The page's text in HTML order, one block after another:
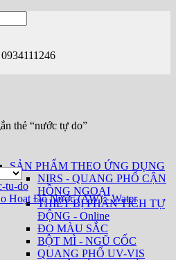
SẢN PHẨM THEO ỨNG DỤNG
NIRS - QUANG PHỔ CẬN
HỒNG NGOẠI
THIẾT BỊ PHÂN TÍCH TỰ
ĐỘNG - Online
ĐO MÀU SẮC
BỘT MÌ - NGŨ CỐC
QUANG PHỔ UV-VIS
thẻ “nước tự do”